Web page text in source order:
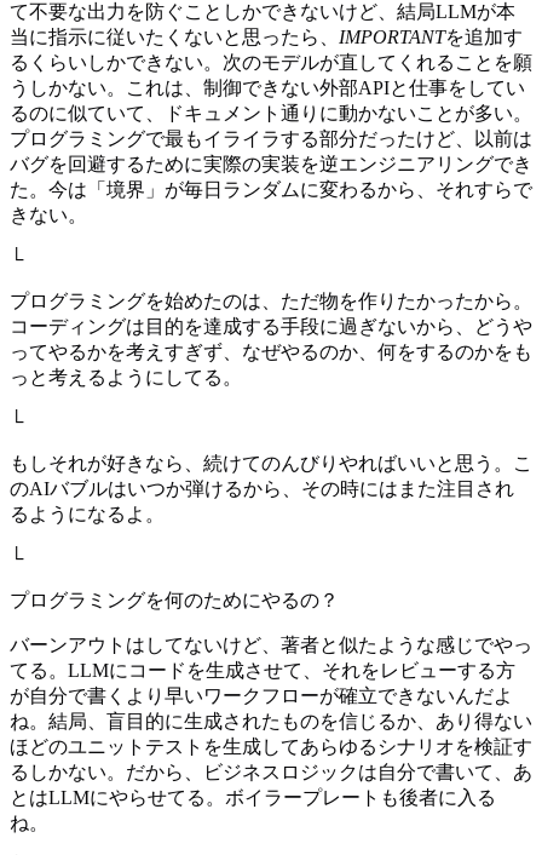
て不要な出力を防ぐことしかできないけど、結局LLMが本
当に指示に従いたくないと思ったら、 IMPORTANTを追加す
るくらいしかできない。次のモデルが直してくれることを願
うしかない。これは、制御できない外部APIと仕事をしてい
るのに似ていて、ドキュメント通りに動かないことが多い。
プログラミングで最もイライラする部分だったけど、以前は
バグを回避するために実際の実装を逆エンジニアリングでき
た。今は「境界」が毎日ランダムに変わるから、それすらで
きない。
└
プログラミングを始めたのは、ただ物を作りたかったから。
コーディングは目的を達成する手段に過ぎないから、どうや
ってやるかを考えすぎず、なぜやるのか、何をするのかをも
っと考えるようにしてる。
└
もしそれが好きなら、続けてのんびりやればいいと思う。こ
のAIバブルはいつか弾けるから、その時にはまた注目され
るようになるよ。
└
プログラミングを何のためにやるの？
バーンアウトはしてないけど、著者と似たような感じでやっ
てる。LLMにコードを生成させて、それをレビューする方
が自分で書くより早いワークフローが確立できないんだよ
ね。結局、盲目的に生成されたものを信じるか、あり得ない
ほどのユニットテストを生成してあらゆるシナリオを検証す
るしかない。だから、ビジネスロジックは自分で書いて、あ
とはLLMにやらせてる。ボイラープレートも後者に入る
ね。